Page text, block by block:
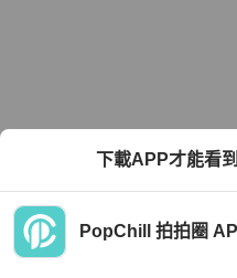
下載APP才能看
PopChill 拍拍圈